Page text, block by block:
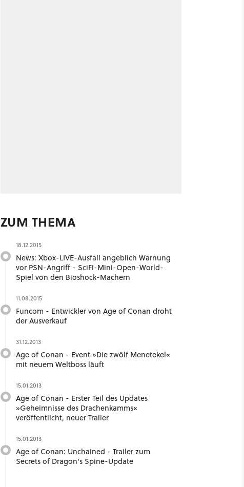
ZUM THEMA
18.12.2015
News: Xbox-LIVE-Ausfall angeblich Warnung
vor PSN-Angriff - SciFi-Mini-Open-World-
Spiel von den Bioshock-Machern
11.08.2015
Funcom - Entwickler von Age of Conan droht
der Ausverkauf
31.12.2013
Age of Conan - Event »Die zwölf Menetekel«
mit neuem Weltboss läuft
15.01.2013
Age of Conan - Erster Teil des Updates
»Geheimnisse des Drachenkamms«
veröffentlicht, neuer Trailer
15.01.2013
Age of Conan: Unchained - Trailer zum
Secrets of Dragon's Spine-Update